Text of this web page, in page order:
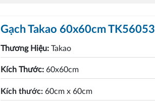
Gạch Takao 60x60cm TK56053
Thương Hiệu:Takao
Kích Thước:60x60cm
Kích thước:60cm x 60cm